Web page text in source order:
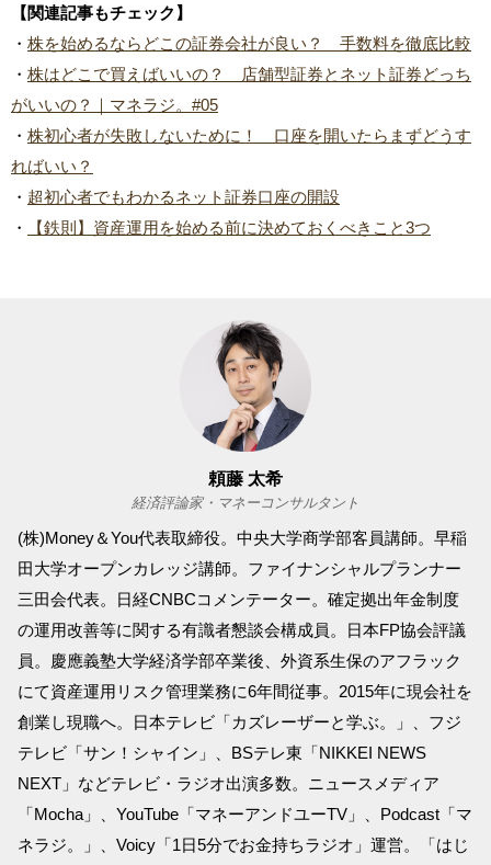
【関連記事もチェック】
・ 株を始めるならどこの証券会社が良い？ 手数料を徹底比較
・ 株はどこで買えばいいの？ 店舗型証券とネット証券どっち
がいいの？｜マネラジ。#05
・ 株初心者が失敗しないために！ 口座を開いたらまずどうす
ればいい？
・ 超初心者でもわかるネット証券口座の開設
・
【鉄則】資産運用を始める前に決めておくべきこと3つ
頼藤 太希
経済評論家・マネーコンサルタント
(株)Money＆You代表取締役。中央大学商学部客員講師。早稲
田大学オープンカレッジ講師。ファイナンシャルプランナー
三田会代表。日経CNBCコメンテーター。確定拠出年金制度
の運用改善等に関する有識者懇談会構成員。日本FP協会評議
員。慶應義塾大学経済学部卒業後、外資系生保のアフラック
にて資産運用リスク管理業務に6年間従事。2015年に現会社を
創業し現職へ。日本テレビ「カズレーザーと学ぶ。」、フジ
テレビ「サン！シャイン」、BSテレ東「NIKKEI NEWS
NEXT」などテレビ・ラジオ出演多数。ニュースメディア
「Mocha」、YouTube「マネーアンドユーTV」、Podcast「マ
ネラジ。」、Voicy「1日5分でお金持ちラジオ」運営。「はじ